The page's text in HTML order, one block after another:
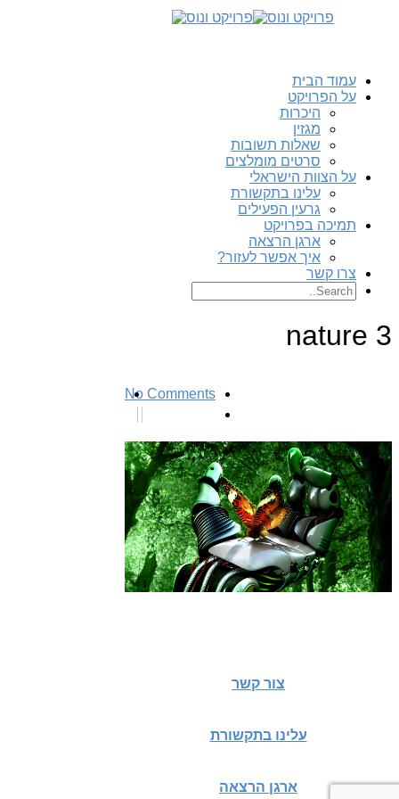
עמוד הבית
על הפרויקט
היכרות
מגזין
שאלות תשובות
סרטים מומלצים
על הצוות הישראלי
עלינו בתקשורת
גרעין הפעילים
תמיכה בפרויקט
ארגן הרצאה
איך אפשר לעזור?
צרו קשר
nature 3
No Comments
צור קשר
עלינו בתקשורת
ארגן הרצאה